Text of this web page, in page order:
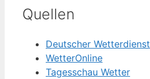
Quellen
Deutscher Wetterdienst
WetterOnline
Tagesschau Wetter